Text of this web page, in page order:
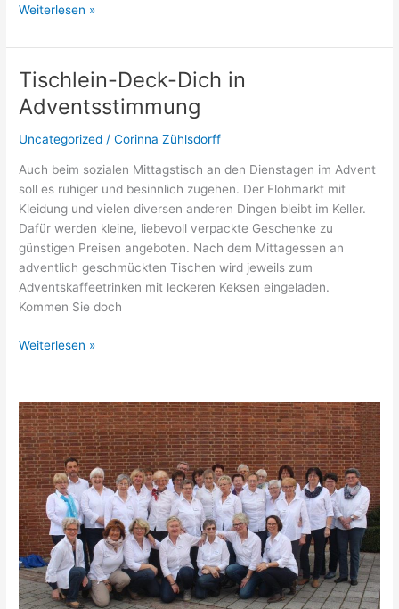
Tischlein
Dich
allen
Gästen
Unterstützern
ein
gesundes
neues
Jahr!
Weiterlesen »
Tischlein-Deck-Dich in
Adventsstimmung
Uncategorized /Corinna Zühlsdorff
Auch beim sozialen Mittagstisch an den Dienstagen im Advent
soll es ruhiger und besinnlich zugehen. Der Flohmarkt mit
Kleidung und vielen diversen anderen Dingen bleibt im Keller.
Dafür werden kleine, liebevoll verpackte Geschenke zu
günstigen Preisen angeboten. Nach dem Mittagessen an
adventlich geschmückten Tischen wird jeweils zum
Adventskaffeetrinken mit leckeren Keksen eingeladen.
Kommen Sie doch
Tischlein-
Dich
in
Adventsstimmung
Weiterlesen »